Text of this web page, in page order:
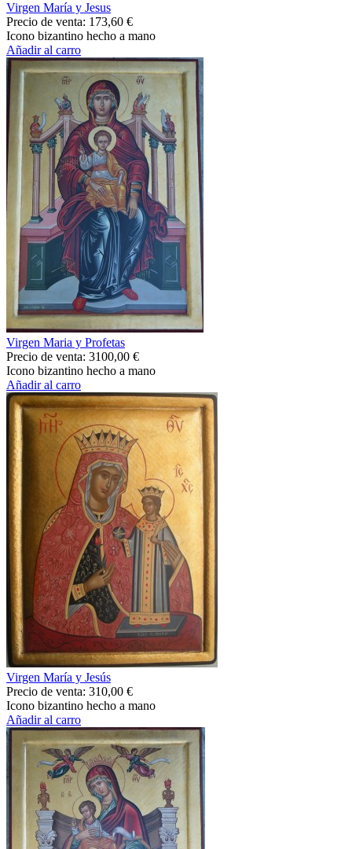
Virgen María y Jesus
Precio de venta: 173,60 €
Icono bizantino hecho a mano
Añadir al carro
Virgen Maria y Profetas
Precio de venta: 3100,00 €
Icono bizantino hecho a mano
Añadir al carro
Virgen María y Jesús
Precio de venta: 310,00 €
Icono bizantino hecho a mano
Añadir al carro